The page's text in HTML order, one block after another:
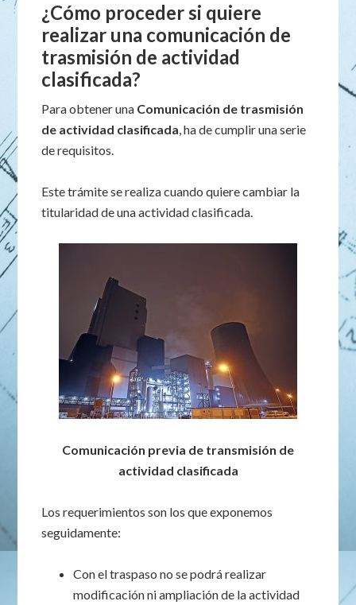
¿Cómo proceder si quiere
realizar una comunicación de
trasmisión de actividad
clasificada?
Para obtener una Comunicación de trasmisión
de actividad clasificada, ha de cumplir una serie
de requisitos.
Este trámite se realiza cuando quiere cambiar la
titularidad de una actividad clasificada.
Comunicación previa de transmisión de
actividad clasificada
Los requerimientos son los que exponemos
seguidamente:
Con el traspaso no se podrá realizar
modificación ni ampliación de la actividad